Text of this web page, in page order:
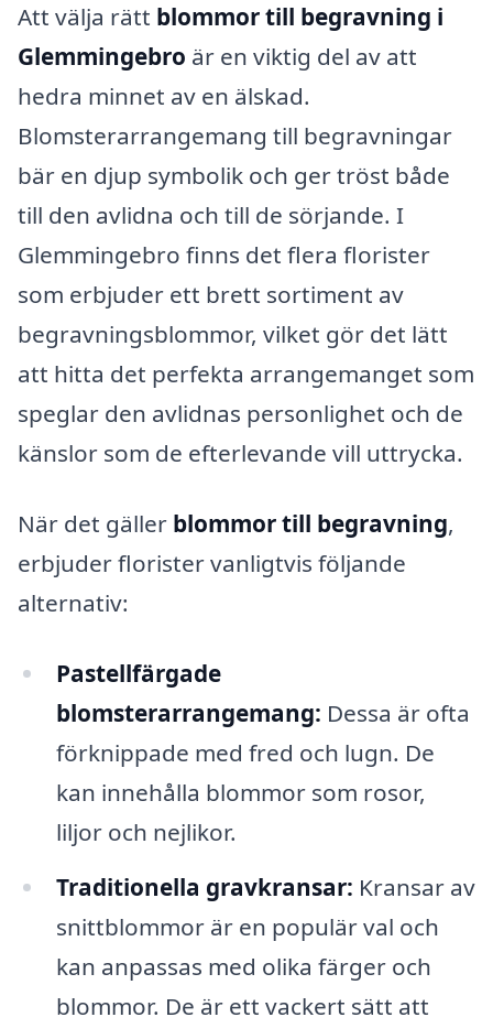
Att välja rätt blommor till begravning i
Glemmingebro är en viktig del av att
hedra minnet av en älskad.
Blomsterarrangemang till begravningar
bär en djup symbolik och ger tröst både
till den avlidna och till de sörjande. I
Glemmingebro finns det flera florister
som erbjuder ett brett sortiment av
begravningsblommor, vilket gör det lätt
att hitta det perfekta arrangemanget som
speglar den avlidnas personlighet och de
känslor som de efterlevande vill uttrycka.
När det gäller blommor till begravning,
erbjuder florister vanligtvis följande
alternativ:
Pastellfärgade
blomsterarrangemang: Dessa är ofta
förknippade med fred och lugn. De
kan innehålla blommor som rosor,
liljor och nejlikor.
Traditionella gravkransar: Kransar av
snittblommor är en populär val och
kan anpassas med olika färger och
blommor. De är ett vackert sätt att